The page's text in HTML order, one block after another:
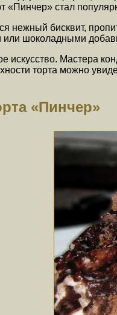
«Пинчер» стал
нежный бисквит,
или шоколадными
искусство. Мастера
торта можно
«Пинчер»